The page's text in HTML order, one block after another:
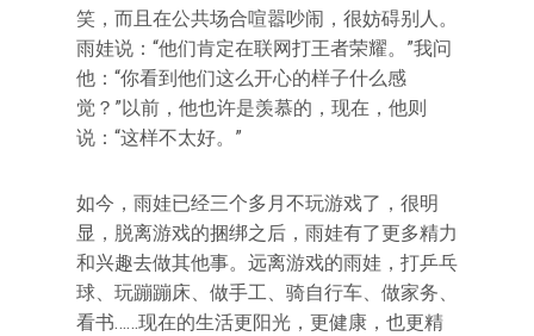
笑，而且在公共场合喧嚣吵闹，很妨碍别人。
雨娃说：“他们肯定在联网打王者荣耀。”我问
他：“你看到他们这么开心的样子什么感
觉？”以前，他也许是羡慕的，现在，他则
说：“这样不太好。”
如今，雨娃已经三个多月不玩游戏了，很明
显，脱离游戏的捆绑之后，雨娃有了更多精力
和兴趣去做其他事。远离游戏的雨娃，打乒乓
球、玩蹦蹦床、做手工、骑自行车、做家务、
看书……现在的生活更阳光，更健康，也更精